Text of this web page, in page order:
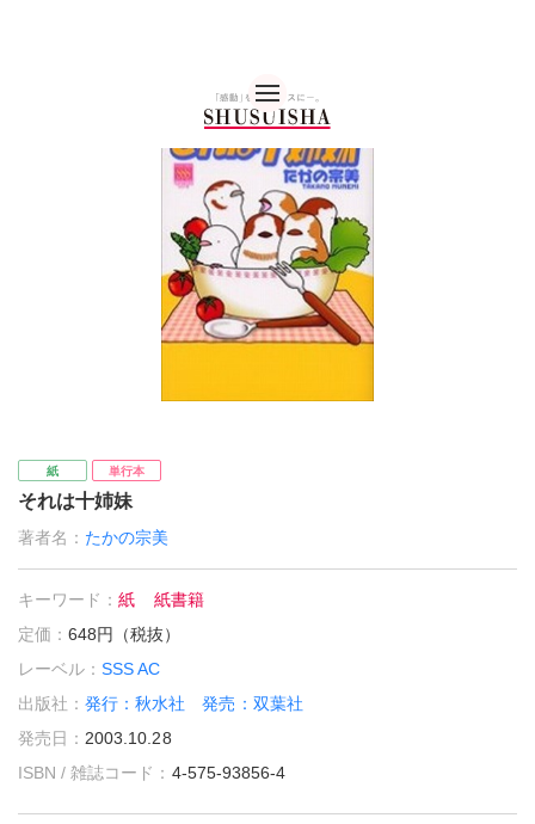
紙 単行本
それは十姉妹
著者名： たかの宗美
キーワード：紙
紙書籍
定価：648円（税抜）
レーベル：SSS AC
出版社：発行：秋水社 発売：双葉社
発売日： 2003.10.28
ISBN / 雑誌コード： 4-575-93856-4